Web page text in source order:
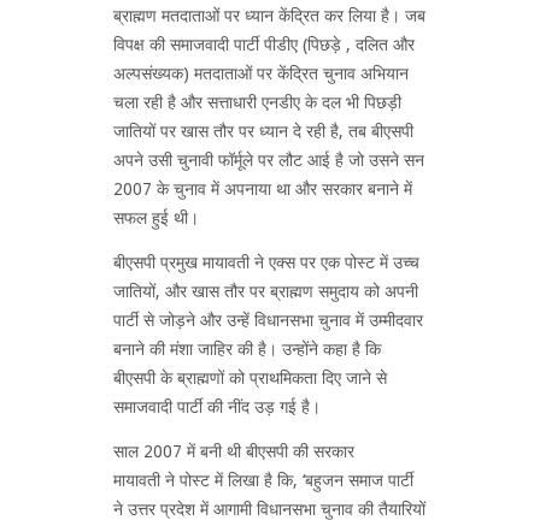
ब्राह्मण मतदाताओं पर ध्यान केंद्रित कर लिया है। जब
विपक्ष की समाजवादी पार्टी पीडीए (पिछड़े , दलित और
अल्पसंख्यक) मतदाताओं पर केंद्रित चुनाव अभियान
चला रही है और सत्ताधारी एनडीए के दल भी पिछड़ी
जातियों पर खास तौर पर ध्यान दे रही है, तब बीएसपी
अपने उसी चुनावी फॉर्मूले पर लौट आई है जो उसने सन
2007 के चुनाव में अपनाया था और सरकार बनाने में
सफल हुई थी।
बीएसपी प्रमुख मायावती ने एक्स पर एक पोस्ट में उच्च
जातियों, और खास तौर पर ब्राह्मण समुदाय को अपनी
पार्टी से जोड़ने और उन्हें विधानसभा चुनाव में उम्मीदवार
बनाने की मंशा जाहिर की है। उन्होंने कहा है कि
बीएसपी के ब्राह्मणों को प्राथमिकता दिए जाने से
समाजवादी पार्टी की नींद उड़ गई है।
साल 2007 में बनी थी बीएसपी की सरकार
मायावती ने पोस्ट में लिखा है कि, ‘बहुजन समाज पार्टी
ने उत्तर प्रदेश में आगामी विधानसभा चुनाव की तैयारियों